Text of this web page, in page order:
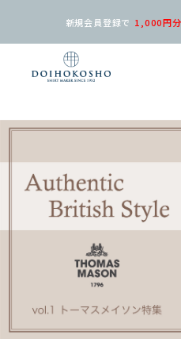
新規会員登録で 1,000円分